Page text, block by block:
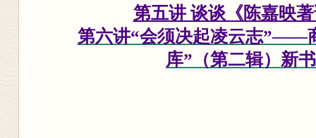
第五讲 谈谈《陈嘉映
第六讲“会须决起凌云志”——
库”（第二辑）新